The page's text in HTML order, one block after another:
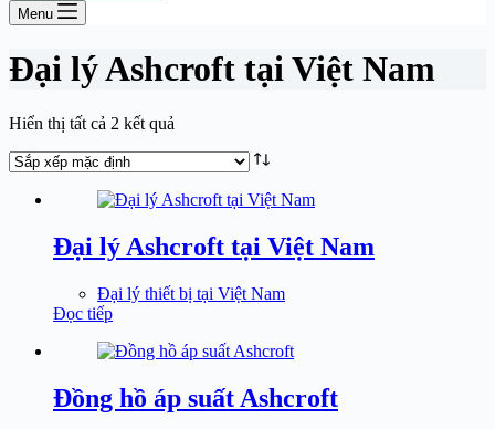
Menu
Đại lý Ashcroft tại Việt Nam
Hiển thị tất cả 2 kết quả
Đại lý Ashcroft tại Việt Nam
Đại lý thiết bị tại Việt Nam
Đọc tiếp
Đồng hồ áp suất Ashcroft